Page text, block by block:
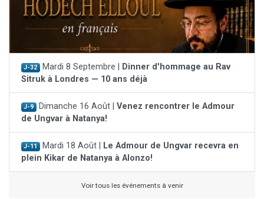
J-32 Mardi 8 Septembre |
Dinner d'hommage au Rav
Sitruk à Londres — 10 ans déjà
J-9 Dimanche 16 Août | Venez rencontrer le Admour
de Ungvar à Natanya!
J-11 Mardi 18 Août |
Le Admour de Ungvar recevra en
plein Kikar de Natanya à Alonzo!
Voir tous les événements à venir